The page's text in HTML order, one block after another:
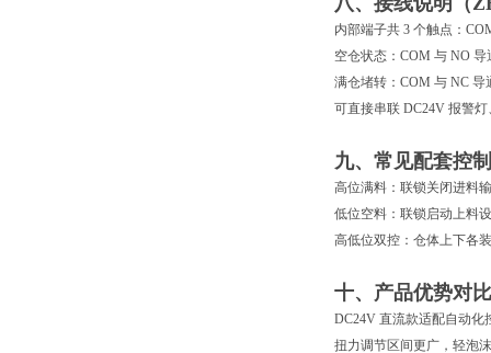
内部端子共 3 个触点：
空仓状态：COM 与 NO
满仓堵转：COM 与 NC
可直接串联 DC24V 报警
九、常见配套控
高位满料：联锁关闭进料
低位空料：联锁启动上料
高低位双控：仓体上下各
十、产品优势对
DC24V 直流款适配自动化
扭力调节区间更广，轻泡